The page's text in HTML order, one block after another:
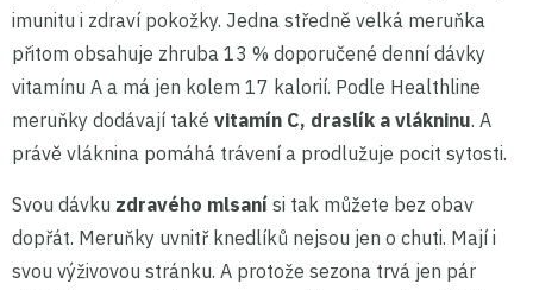
imunitu i zdraví pokožky. Jedna středně velká meruňka
přitom obsahuje zhruba 13 % doporučené denní dávky
vitamínu A a má jen kolem 17 kalorií. Podle Healthline
meruňky dodávají také vitamín C, draslík a vlákninu. A
právě vláknina pomáhá trávení a prodlužuje pocit sytosti.
Svou dávku zdravého mlsaní si tak můžete bez obav
dopřát. Meruňky uvnitř knedlíků nejsou jen o chuti. Mají i
svou výživovou stránku. A protože sezona trvá jen pár